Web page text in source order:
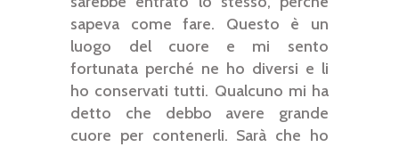
sapeva come fare. Questo è un
luogo del cuore e mi sento
fortunata perché ne ho diversi e li
ho conservati tutti. Qualcuno mi ha
detto che debbo avere grande
cuore per contenerli. Sarà che ho